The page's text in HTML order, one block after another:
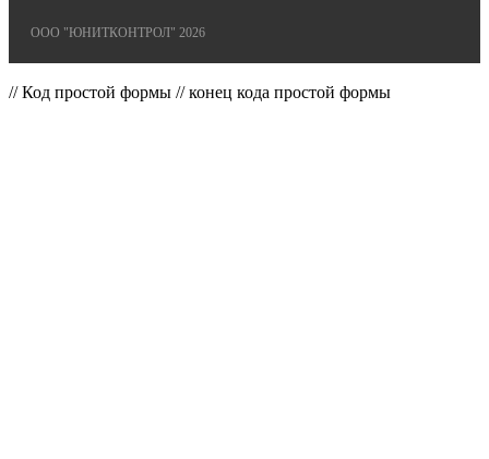
ООО "ЮНИТКОНТРОЛ" 2026
// Код простой формы // конец кода простой формы